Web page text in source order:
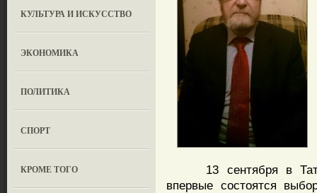
КУЛЬТУРА И ИСКУССТВО
ЭКОНОМИКА
ПОЛИТИКА
СПОРТ
КРОМЕ ТОГО
13 сентября в
впервые состоятся